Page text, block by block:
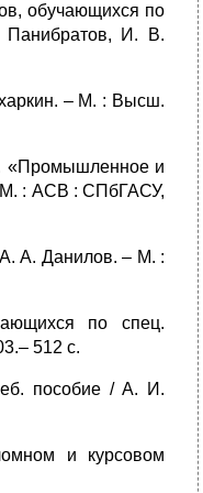
обучающихся по
Панибратов, И. В.
– М. : Высш.
«Промышленное и
М. : АСВ : СПбГАСУ,
А. А. Данилов. – М. :
по спец.
512 с.
пособие / А. И.
и курсовом